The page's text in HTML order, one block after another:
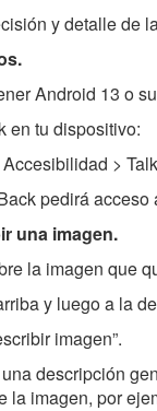
y detalle de
Android 13 o
en tu dispositivo:
>
pedirá
una imagen.
la imagen que
y luego a la
imagen”.
descripción
la imagen, por